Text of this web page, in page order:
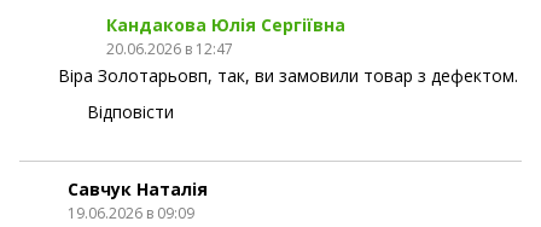
Кандакова Юлія Сергіївна
20.06.2026 в 12:47
Віра Золотарьовп, так, ви замовили товар з дефектом.
Відповісти
Савчук Наталія
19.06.2026 в 09:09